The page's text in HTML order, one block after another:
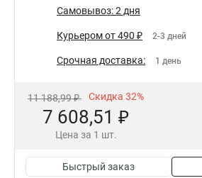
Самовывоз: 2 дня
Курьером от 490 ₽ 2-3 дней
Срочная доставка: 1 день
11 188,99 ₽ Скидка 32%
7 608,51 ₽
Цена за 1 шт.
Быстрый заказ